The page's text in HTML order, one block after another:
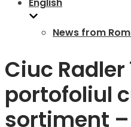
News from
Ciuc
portofoliul
sortiment –